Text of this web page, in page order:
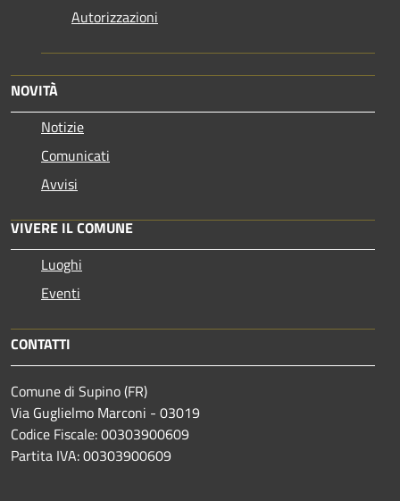
Autorizzazioni
NOVITÀ
Notizie
Comunicati
Avvisi
VIVERE IL COMUNE
Luoghi
Eventi
CONTATTI
Comune di Supino (FR)
Via Guglielmo Marconi - 03019
Codice Fiscale: 00303900609
Partita IVA: 00303900609